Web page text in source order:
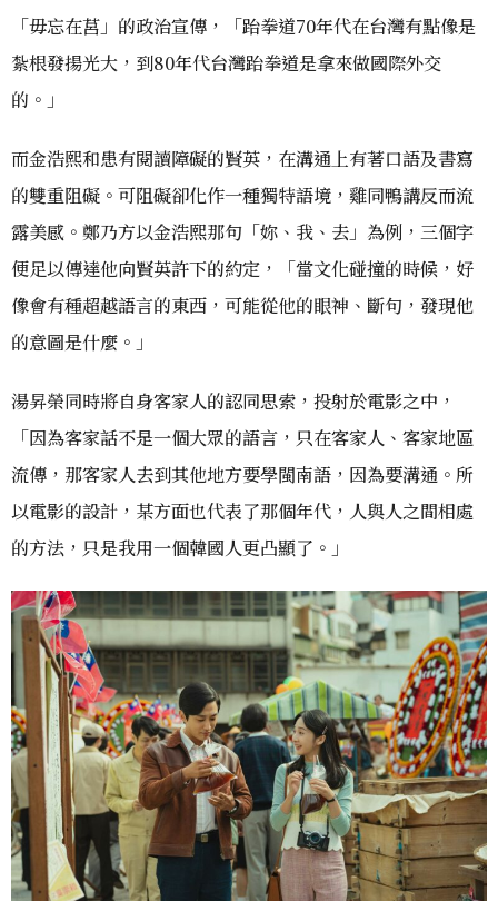
「毋忘在莒」的政治宣傳，「跆拳道70年代在台灣有點像是
紮根發揚光大，到80年代台灣跆拳道是拿來做國際外交
的。」
而金浩熙和患有閱讀障礙的賢英，在溝通上有著口語及書寫
的雙重阻礙。可阻礙卻化作一種獨特語境，雞同鴨講反而流
露美感。鄭乃方以金浩熙那句「妳、我、去」為例，三個字
便足以傳達他向賢英許下的約定，「當文化碰撞的時候，好
像會有種超越語言的東西，可能從他的眼神、斷句，發現他
的意圖是什麼。」
湯昇榮同時將自身客家人的認同思索，投射於電影之中，
「因為客家話不是一個大眾的語言，只在客家人、客家地區
流傳，那客家人去到其他地方要學閩南語，因為要溝通。所
以電影的設計，某方面也代表了那個年代，人與人之間相處
的方法，只是我用一個韓國人更凸顯了。」